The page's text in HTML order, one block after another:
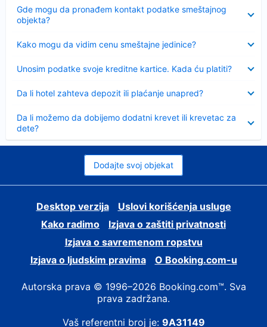
Gde mogu da pronađem kontakt podatke smeštajnog
objekta?
Kako mogu da vidim cenu smeštajne jedinice?
Unosim podatke svoje kreditne kartice. Kada ću platiti?
Da li hotel zahteva depozit ili plaćanje unapred?
Da li možemo da dobijemo dodatni krevet ili krevetac za
dete?
Dodajte svoj objekat
Desktop verzija
Uslovi korišćenja usluge
Kako radimo
Izjava o zaštiti privatnosti
Izjava o savremenom ropstvu
Izjava o ljudskim pravima
О Booking.com-u
Autorska prava © 1996–2026 Booking.com™. Sva
prava zadržana.
Vaš referentni broj je: 9A31149